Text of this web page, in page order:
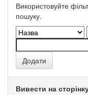
Використовуйте
пошуку.
Вивести на